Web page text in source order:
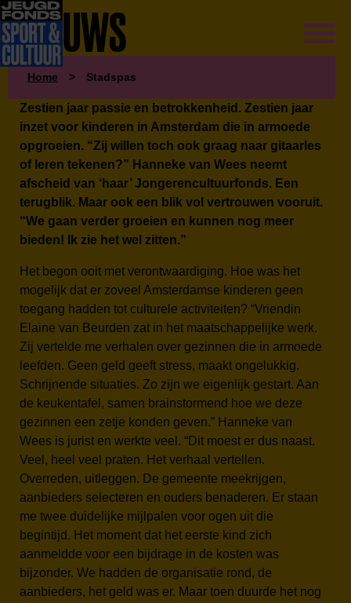
NIEUWS
Home > Stadspas
Zestien jaar passie en betrokkenheid. Zestien jaar
inzet voor kinderen in Amsterdam die in armoede
opgroeien. “Zij willen toch ook graag naar gitaarles
of leren tekenen?” Hanneke van Wees neemt
afscheid van ‘haar’ Jongerencultuurfonds. Een
terugblik. Maar ook een blik vol vertrouwen vooruit.
“We gaan verder groeien en kunnen nog meer
bieden! Ik zie het wel zitten.”
Het begon ooit met verontwaardiging. Hoe was het
mogelijk dat er zoveel Amsterdamse kinderen geen
toegang hadden tot culturele activiteiten? “Vriendin
Elaine van Beurden zat in het maatschappelijke werk.
Zij vertelde me verhalen over gezinnen die in armoede
leefden. Geen geld geeft stress, maakt ongelukkig.
Schrijnende situaties. Zo zijn we eigenlijk gestart. Aan
de keukentafel, samen brainstormend hoe we deze
gezinnen een zetje konden geven.” Hanneke van
Wees is jurist en werkte veel. “Dit moest er dus naast.
Veel, heel veel praten. Het verhaal vertellen.
Overreden, uitleggen. De gemeente meekrijgen,
aanbieders selecteren en ouders benaderen. Er staan
me twee duidelijke mijlpalen voor ogen uit die
begintijd. Het moment dat het eerste kind zich
aanmeldde voor een bijdrage in de kosten was
bijzonder. We hadden de organisatie rond, de
aanbieders, het geld was er. Maar toen duurde het nog